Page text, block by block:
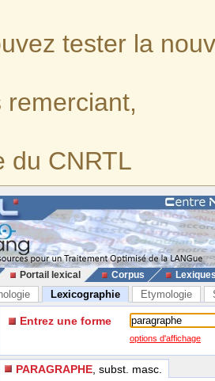
tester la
remerciant,
du CNRTL
Portail lexical Corpus
Lexicographie Etymologie
Entrez une forme
options d'affichage
PARAGRAPHE , subst. masc.